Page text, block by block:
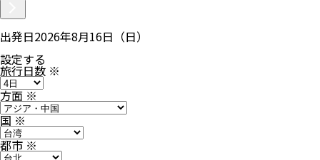
出発日2026年8月16日（日）
設定する
旅行日数 ※
方面※
国※
都市※